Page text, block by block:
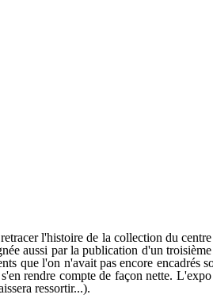
l'histoire de la collection du
aussi par la publication d'un
que l'on n'avait pas encore
rendre compte de façon nette.
ressortir...).